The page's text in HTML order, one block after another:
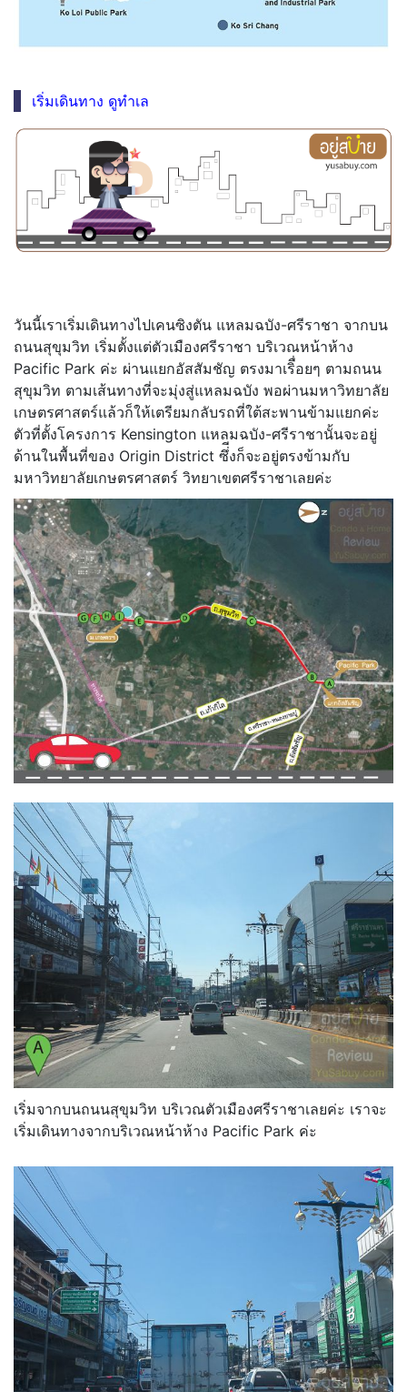
เริ่มเดินทาง ดูทำเล
วันนี้เราเริ่มเดินทางไปเคนซิงตัน แหลมฉบัง-ศรีราชา จากบน
ถนนสุขุมวิท เริ่มตั้งแต่ตัวเมืองศรีราชา บริเวณหน้าห้าง
Pacific Park ค่ะ ผ่านแยกอัสสัมชัญ ตรงมาเริื่อยๆ ตามถนน
สุขุมวิท ตามเส้นทางที่จะมุ่งสู่แหลมฉบัง พอผ่านมหาวิทยาลัย
เกษตรศาสตร์แล้วก็ให้เตรียมกลับรถที่ใต้สะพานข้ามแยกค่ะ
ตัวที่ตั้งโครงการ Kensington แหลมฉบัง-ศรีราชานั้นจะอยู่
ด้านในพื้นที่ของ Origin District ซึ่ีงก็จะอยู่ตรงข้ามกับ
มหาวิทยาลัยเกษตรศาสตร์ วิทยาเขตศรีราชาเลยค่ะ
เริ่มจากบนถนนสุขุมวิท บริเวณตัวเมืองศรีราชาเลยค่ะ เราจะ
เริ่มเดินทางจากบริเวณหน้าห้าง Pacific Park ค่ะ